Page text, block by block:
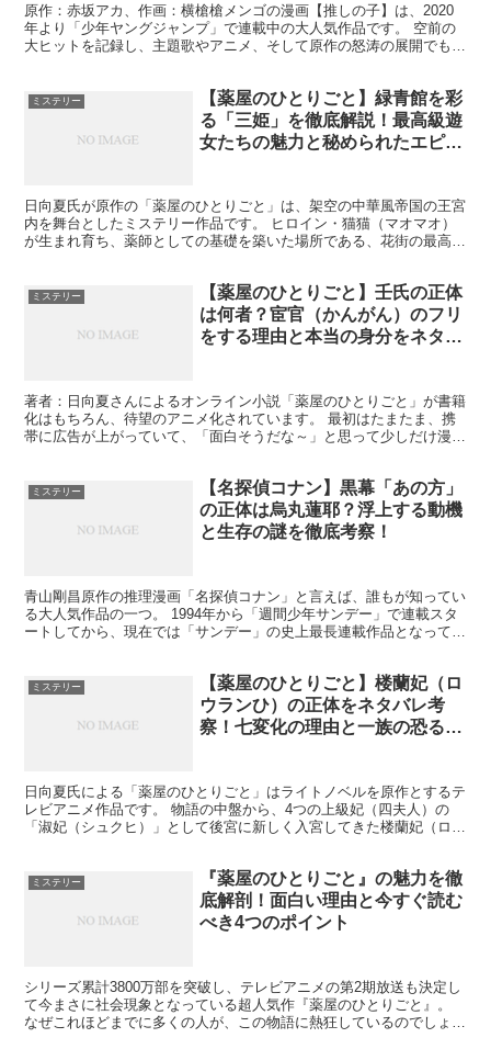
原作：赤坂アカ、作画：横槍槍メンゴの漫画【推しの子】は、2020
年より「少年ヤングジャンプ」で連載中の大人気作品です。 空前の
大ヒットを記録し、主題歌やアニメ、そして原作の怒涛の展開でも常
ミステリー
【薬屋のひとりごと】緑青館を彩
る「三姫」を徹底解説！最高級遊
女たちの魅力と秘められたエピソ
日向夏氏が原作の「薬屋のひとりごと」は、架空の中華風帝国の王宮
内を舞台としたミステリー作品です。 ヒロイン・猫猫（マオマオ）
が生まれ育ち、薬師としての基礎を築いた場所である、花街の最高級
ミステリー
【薬屋のひとりごと】壬氏の正体
は何者？宦官（かんがん）のフリ
をする理由と本当の身分をネタバ
著者：日向夏さんによるオンライン小説「薬屋のひとりごと」が書籍
化はもちろん、待望のアニメ化されています。 最初はたまたま、携
帯に広告が上がっていて、「面白そうだな～」と思って少しだけ漫画
ミステリー
【名探偵コナン】黒幕「あの方」
の正体は烏丸蓮耶？浮上する動機
と生存の謎を徹底考察！
青山剛昌原作の推理漫画「名探偵コナン」と言えば、誰もが知ってい
る大人気作品の一つ。 1994年から「週間少年サンデー」で連載スタ
ートしてから、現在では「サンデー」の史上最長連載作品となってお
ミステリー
【薬屋のひとりごと】楼蘭妃（ロ
ウランひ）の正体をネタバレ考
察！七変化の理由と一族の恐るべ
日向夏氏による「薬屋のひとりごと」はライトノベルを原作とするテ
レビアニメ作品です。 物語の中盤から、4つの上級妃（四夫人）の
「淑妃（シュクヒ）」として後宮に新しく入宮してきた楼蘭妃（ロウ
ミステリー
『薬屋のひとりごと』の魅力を徹
底解剖！面白い理由と今すぐ読む
べき4つのポイント
シリーズ累計3800万部を突破し、テレビアニメの第2期放送も決定し
て今まさに社会現象となっている超人気作『薬屋のひとりごと』。
なぜこれほどまでに多くの人が、この物語に熱狂しているのでしょう